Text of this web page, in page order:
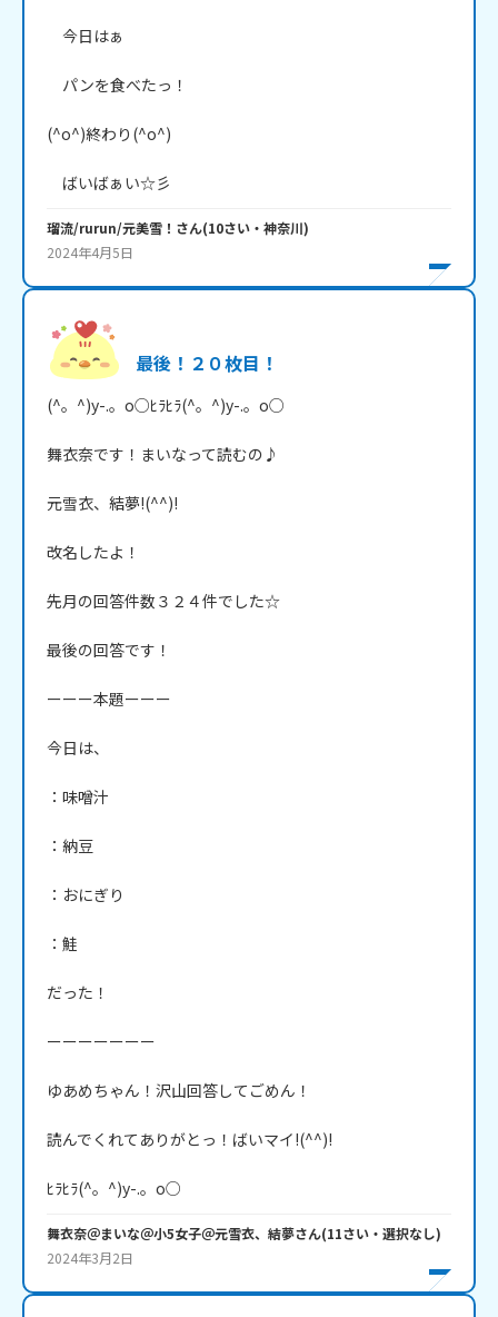
今日はぁ
パンを食べたっ！
(^o^)終わり(^o^)
ばいばぁい☆彡
瑠流/rurun/元美雪！ さん(10さい・ 神奈川)
2024年4月5日
最後！２０枚目！
(^。^)y-.。o○ﾋﾗﾋﾗ(^。^)y-.。o○
舞衣奈です！まいなって読むの♪
元雪衣、結夢!(^^)!
改名したよ！
先月の回答件数３２４件でした☆
最後の回答です！
ーーー本題ーーー
今日は、
：味噌汁
：納豆
：おにぎり
：鮭
だった！
ーーーーーーー
ゆあめちゃん！沢山回答してごめん！
読んでくれてありがとっ！ばいマイ!(^^)!
舞衣奈＠まいな＠小5女子＠元雪衣、結夢さん(11さい・ 選択なし)
2024年3月2日